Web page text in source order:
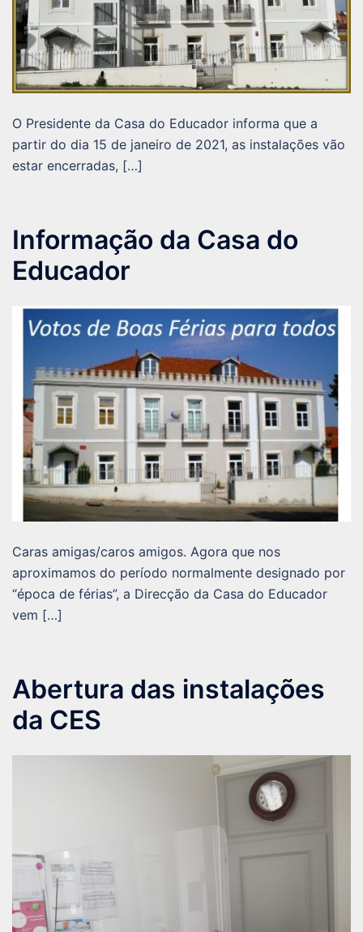
O Presidente da Casa do Educador informa que a
partir do dia 15 de janeiro de 2021, as instalações vão
estar encerradas, […]
Informação da Casa do
Educador
Caras amigas/caros amigos. Agora que nos
aproximamos do período normalmente designado por
“época de férias”, a Direcção da Casa do Educador
vem […]
Abertura das instalações
da CES